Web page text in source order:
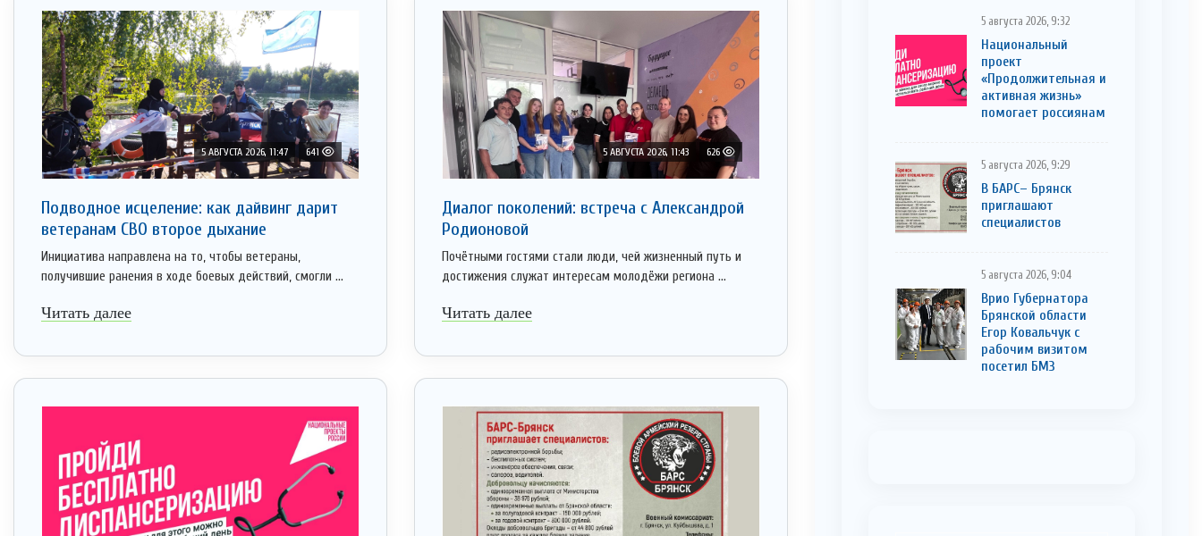
5 АВГУСТА 2026, 11:47 641
Подводное исцеление: как дайвинг дарит
ветеранам СВО второе дыхание
Инициатива направлена на то, чтобы ветераны,
получившие ранения в ходе боевых действий, смогли ...
Читать далее
5 АВГУСТА 2026, 11:43 626
Диалог поколений: встреча с Александрой
Родионовой
Почётными гостями стали люди, чей жизненный путь и
достижения служат интересам молодёжи региона ...
Читать далее
5 августа 2026, 9:32
Национальный
проект
«Продолжительная и
активная жизнь»
помогает россиянам
5 августа 2026, 9:29
В БАРС– Брянcк
приглaшают
cпециaлистoв
5 августа 2026, 9:04
Врио Губернатора
Брянской области
Егор Ковальчук с
рабочим визитом
посетил БМЗ